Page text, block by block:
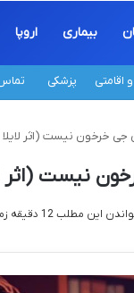
بیماری اروپا
اقامتی پزشکی تماس
خرخون نیست (اثر
نیست (اثر
این مطلب 12 دقیقه زمان میبرد